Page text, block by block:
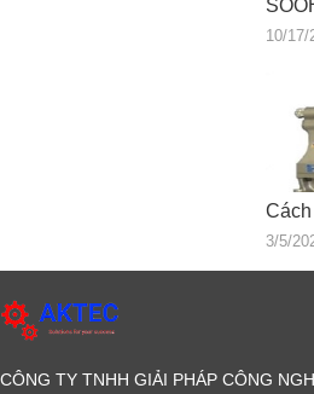
10/17/
3/5/
CÔNG TY TNHH GIẢI PHÁP CÔNG